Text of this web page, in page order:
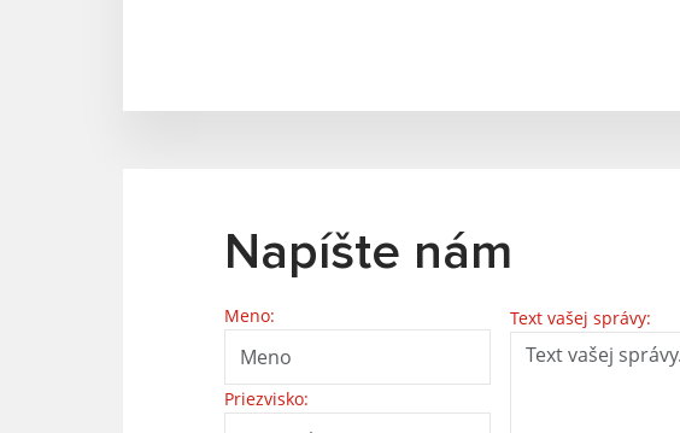
Napíšte nám
Meno:
Priezvisko:
Text vašej správy: